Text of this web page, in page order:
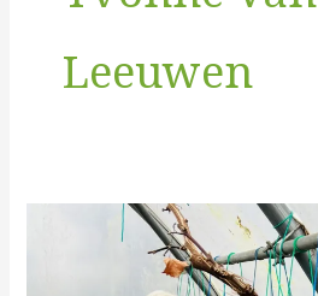
Leeuwen